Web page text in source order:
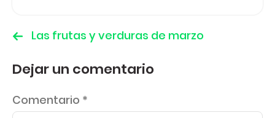
Las frutas y verduras de marzo
Dejar un comentario
Comentario *